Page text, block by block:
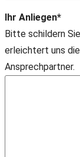
Ihr Anliegen*
Bitte schildern
erleichtert uns
Ansprechpartner.